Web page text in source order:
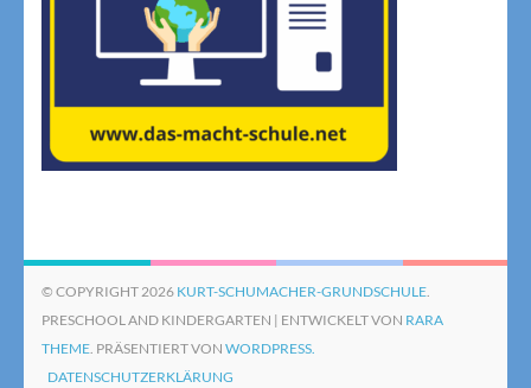
© COPYRIGHT 2026 KURT-SCHUMACHER-GRUNDSCHULE.
PRESCHOOL AND KINDERGARTEN | ENTWICKELT VON RARA
THEME. PRÄSENTIERT VON WORDPRESS.
DATENSCHUTZERKLÄRUNG